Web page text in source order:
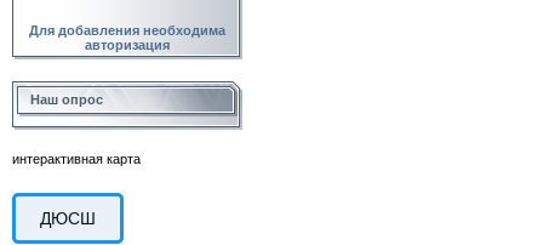
Для добавления необходима
авторизация
Наш опрос
интерактивная карта
ДЮСШ